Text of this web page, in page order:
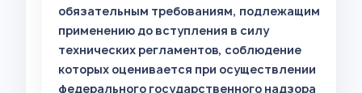
обязательным требованиям, подлежащим
применению до вступления в силу
технических регламентов, соблюдение
которых оценивается при осуществлении
федерального государственного надзора